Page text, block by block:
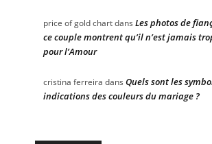
price of gold chartdans Les photos de
ce couple montrent qu’il n’est jamais
pour l’Amour
cristina ferreira dans Quels sont les
indications des couleurs du mariage ?